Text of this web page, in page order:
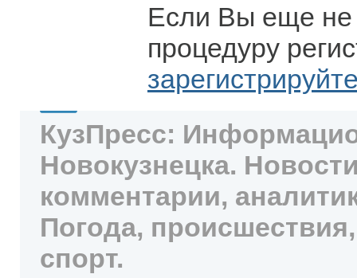
Если Вы еще не
процедуру
КузПресс:
Новокузнецка.
комментарии,
Погода,
спорт.